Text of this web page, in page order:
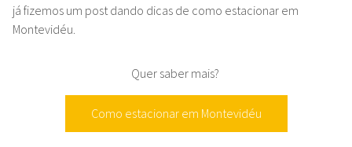
já fizemos um post dando dicas de como estacionar em
Montevidéu.
Quer saber mais?
Como estacionar em Montevidéu